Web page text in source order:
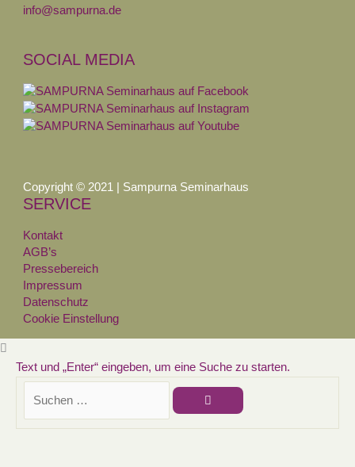
info@sampurna.de
SOCIAL MEDIA
Copyright © 2021 | Sampurna Seminarhaus
SERVICE
Kontakt
AGB’s
Pressebereich
Impressum
Datenschutz
Cookie Einstellung
Text und „Enter“ eingeben, um eine Suche zu starten.